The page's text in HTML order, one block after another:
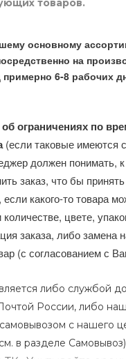
товаров.
основному
на
6-8 рабочих
ограничениях по
(если таковые имеются
должен понимать, к
заказ, что бы
какого-то товара
цвете,
заказа, либо замена
(с согласованием с
либо службой
России, либо
с нашего
м. в разделе